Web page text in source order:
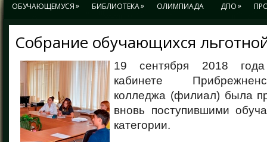
ОБУЧАЮЩЕМУСЯ» БИБЛИОТЕКА» ОЛИМПИАДА ДПО»
Собрание обучающихся
19 сентября 2018
кабинете
колледжа (филиал) была
вновь поступившими
категории.